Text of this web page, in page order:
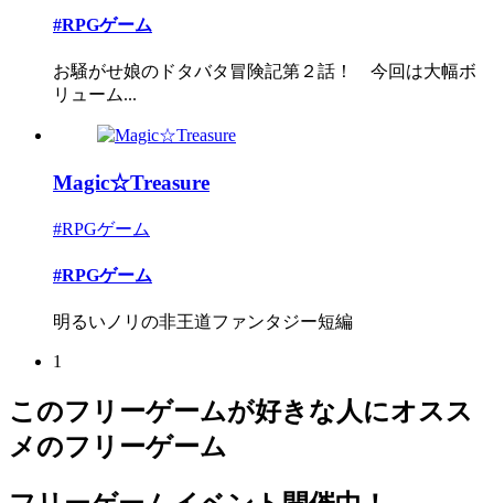
#RPGゲーム
お騒がせ娘のドタバタ冒険記第２話！ 今回は大幅ボ
リューム...
Magic☆Treasure
#RPGゲーム
#RPGゲーム
明るいノリの非王道ファンタジー短編
1
このフリーゲームが好きな人にオスス
メのフリーゲーム